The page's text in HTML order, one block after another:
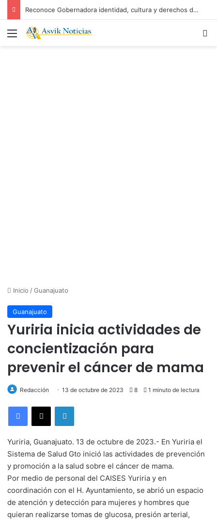
Reconoce Gobernadora identidad, cultura y derechos de los Pueblos Indígenas
Menú
Inicio /Guanajuato
Guanajuato
Yuriria inicia actividades de
concientización para
prevenir el cáncer de mama
Redacción 13 de octubre de 2023 8 1 minuto de lectura
LinkedIn
Yuriria, Guanajuato. 13 de octubre de 2023.- En Yuriria el
Sistema de Salud Gto inició las actividades de prevención
y promoción a la salud sobre el cáncer de mama.
Por medio de personal del CAISES Yuriria y en
coordinación con el H. Ayuntamiento, se abrió un espacio
de atención y detección para mujeres y hombres que
quieran realizarse tomas de glucosa, presión arterial,